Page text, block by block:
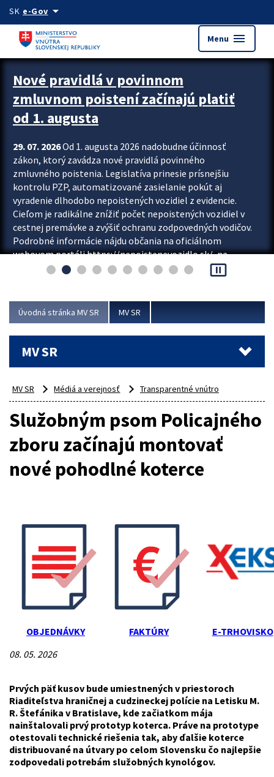
Preskocit na hlavný obsah
SK e-Govarrow_drop_down
Menu menu
Zastavit automatický posun upútavok
Nové pravidlá v povinnom
zmluvnom poistení začínajú platiť
od 1. augusta
29. 07. 2026Od 1. augusta 2026 nadobudne účinnosť
zákon, ktorý zavádza nové pravidlá povinného
zmluvného poistenia. Legislatíva prinesie prísnejšiu
kontrolu PZP, automatizované zasielanie pokút aj
vyradenie dlhodobo nepoistených vozidiel z evidencie.
Cieľom je radikálne znížiť počet nepoistených vozidiel v
cestnej premávke a zvýšiť ochranu zodpovedných vodičov.
Podrobné informácie nájdu občania na oficiálnom
webovom portáli https://nepoistenevozidlo.sk/, na
ktorom od augusta pribudne aj možnosť overiť si...
pause_presentation
Úvodná stránka MV SR MV SR
MV SR
MV SR Médiá a verejnosť Transparentné vnútro
Služobným psom Policajného
zboru začínajú montovať
nové pohodlné koterce
OBJEDNÁVKY FAKTÚRY
E-TRHOVISKO
08. 05. 2026
Prvých päť kusov bude umiestnených v priestoroch
Riaditeľstva hraničnej a cudzineckej polície na Letisku M.
R. Štefánika v Bratislave, kde začiatkom mája
nainštalovali prvý prototyp koterca. Práve na prototype
otestovali technické riešenia tak, aby ďalšie koterce
distribuované na útvary po celom Slovensku čo najlepšie
zodpovedali potrebám služobných kynológov.